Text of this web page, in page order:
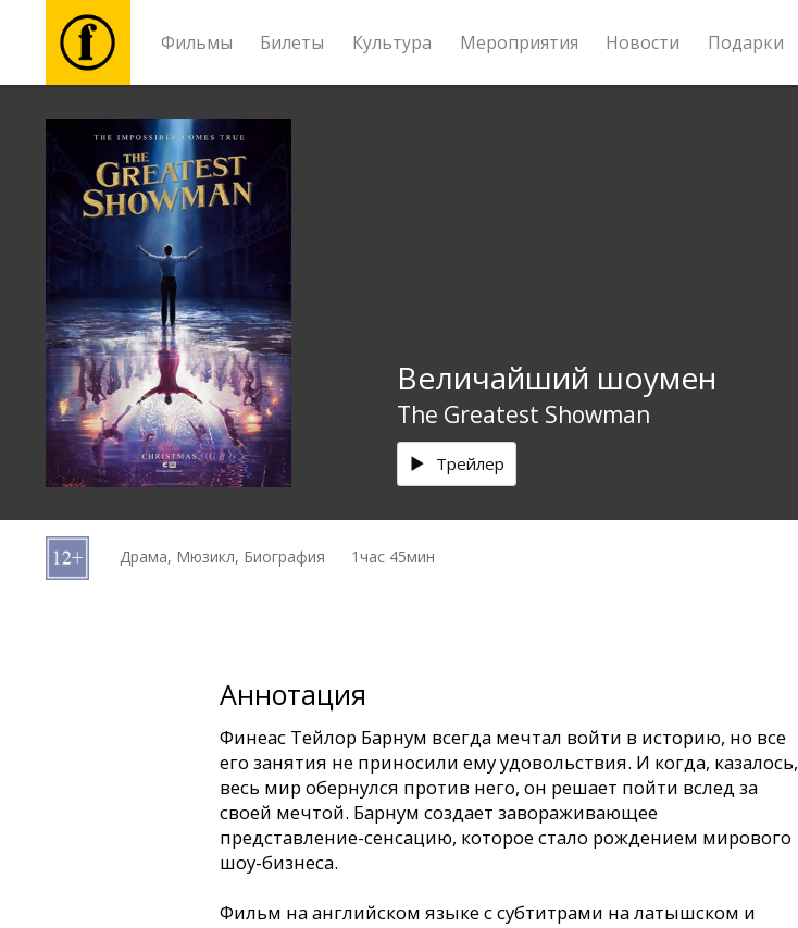
Фильмы Билеты Культура Мероприятия Новости Подарки
Фильмы
Билеты
Культура
Мероприятия
Новости
Подарки
B2B
Величайший шоумен
The Greatest Showman
Трейлер
Драма, Мюзикл, Биография 1час 45мин
Аннотация
Финеас Тейлор Барнум всегда мечтал войти в историю, но все
его занятия не приносили ему удовольствия. И когда, казалось,
весь мир обернулся против него, он решает пойти вслед за
своей мечтой. Барнум создает завораживающее
представление-сенсацию, которое стало рождением мирового
шоу-бизнеса.
Фильм на английском языке с субтитрами на латышском и